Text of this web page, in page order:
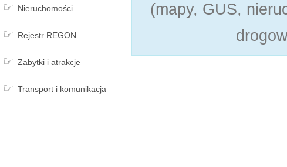
Nieruchomości
Rejestr REGON
Zabytki i atrakcje
Transport i komunikacja
(mapy, GUS,